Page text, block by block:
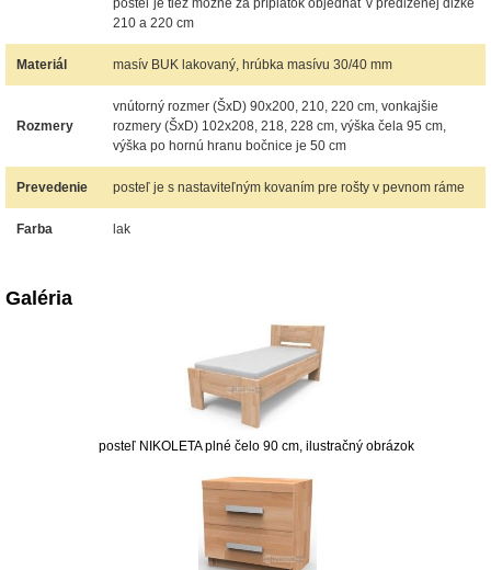
posteľ je tiež možné za príplatok objednať v predĺženej dĺžke
210 a 220 cm
Materiál masív BUK lakovaný, hrúbka masívu 30/40 mm
Rozmery
vnútorný rozmer (ŠxD) 90x200, 210, 220 cm, vonkajšie
rozmery (ŠxD) 102x208, 218, 228 cm, výška čela 95 cm,
výška po hornú hranu bočnice je 50 cm
Prevedenie posteľ je s nastaviteľným kovaním pre rošty v pevnom ráme
Farba lak
Galéria
posteľ NIKOLETA plné čelo 90 cm, ilustračný obrázok